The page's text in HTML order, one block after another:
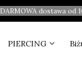
DARMOWA dostawa od
PIERCING